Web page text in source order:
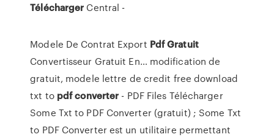
Télécharger Central -
Modele De Contrat Export PdfGratuit
Convertisseur Gratuit En… modification de
gratuit, modele lettre de credit free download
txt to pdfconverter - PDF Files Télécharger
Some Txt to PDF Converter (gratuit) ; Some Txt
to PDF Converter est un utilitaire permettant